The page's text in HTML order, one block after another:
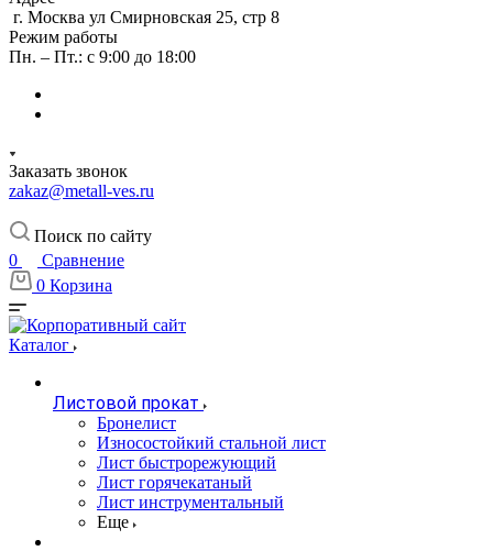
г. Москва ул Смирновская 25, стр 8
Режим работы
Пн. – Пт.: с 9:00 до 18:00
Заказать звонок
zakaz@metall-ves.ru
Поиск по сайту
0
Сравнение
0 Корзина
Каталог
Листовой прокат
Бронелист
Износостойкий стальной лист
Лист быстрорежующий
Лист горячекатаный
Лист инструментальный
Еще